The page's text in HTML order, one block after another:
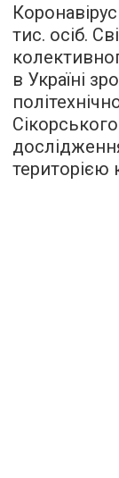
тис. осіб.
в Україні
територією